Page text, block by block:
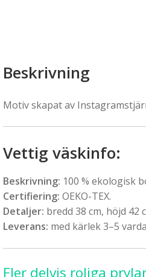
Beskrivning
Motiv skapat av
Vettig väskinfo:
Beskrivning: 100 % ekologisk
Certifiering: OEKO-TEX.
Detaljer: bredd 38 cm, höjd 42
Leverans: med kärlek 3–5
Fler delvis roliga